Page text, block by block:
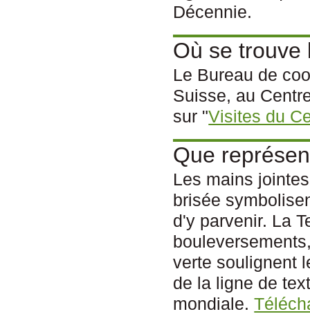
Décennie.
Où se trouve
Le Bureau de
Suisse, au
sur "Visites du
Que
Les mains
brisée
d'y parvenir. La
verte soulignent
de la ligne de
mondiale.